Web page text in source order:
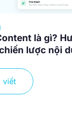
là gì?
lược nội
viết